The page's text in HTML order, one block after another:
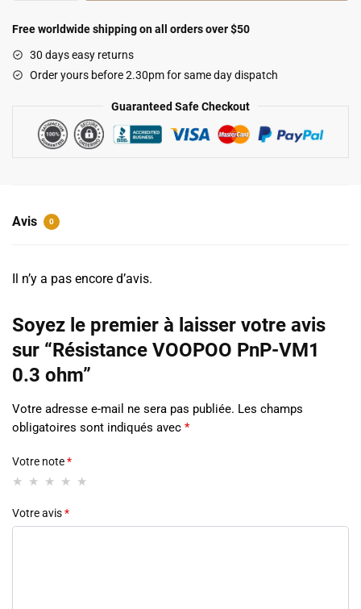
VOOPOO
VM1
0.3
Free worldwide shipping on all orders over $50
30 days easy returns
Order yours before 2.30pm for same day dispatch
Guaranteed Safe Checkout
Avis 0
Il n’y a pas encore d’avis.
Soyez le premier à laisser votre avis
sur “Résistance VOOPOO PnP-VM1
0.3 ohm”
Votre adresse e-mail ne sera pas publiée. Les champs
obligatoires sont indiqués avec *
Votre note*
Votre avis*